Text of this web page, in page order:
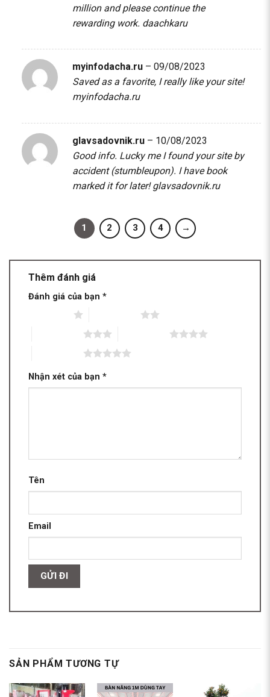
million and please continue the
rewarding work. daachkaru
myinfodacha.ru – 09/08/2023
Saved as a favorite, I really like your site!
myinfodacha.ru
glavsadovnik.ru – 10/08/2023
Good info. Lucky me I found your site by
accident (stumbleupon). I have book
marked it for later!glavsadovnik.ru
1 2 3 4 →
Thêm đánh giá
Đánh giá của bạn *
Nhận xét của bạn *
Tên
Email
SẢN PHẨM TƯƠNG TỰ